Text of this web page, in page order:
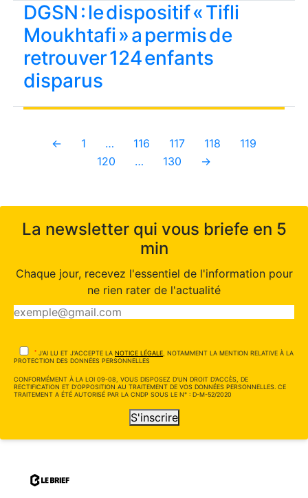
DGSN : le dispositif « Tifli
Moukhtafi » a permis de
retrouver 124 enfants
disparus
← 1 … 116 117 118
119
120
… 130 →
La newsletter qui vous briefe en 5
min
Chaque jour, recevez l'essentiel de l'information pour
ne rien rater de l'actualité
* J'AI LU ET J'ACCEPTE LA NOTICE LÉGALE , NOTAMMENT LA MENTION RELATIVE À LA
PROTECTION DES DONNÉES PERSONNELLES
CONFORMÉMENT À LA LOI 09-08, VOUS DISPOSEZ D'UN DROIT D'ACCÈS, DE
RECTIFICATION ET D'OPPOSITION AU TRAITEMENT DE VOS DONNÉES PERSONNELLES. CE
TRAITEMENT A ÉTÉ AUTORISÉ PAR LA CNDP SOUS LE N° : D-M-52/2020
S'inscrire